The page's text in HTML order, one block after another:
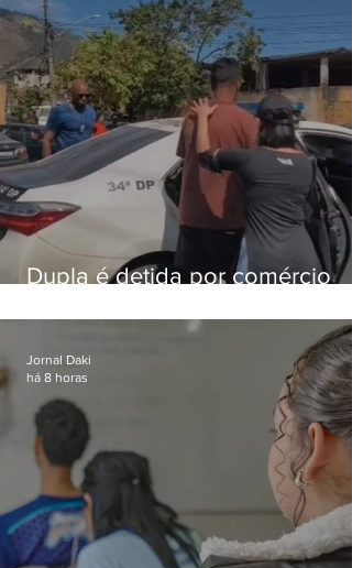
Dupla é detida por comércio
Bangu
Jornal Daki
há 8 horas